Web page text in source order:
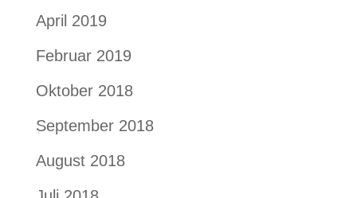
April 2019
Februar 2019
Oktober 2018
September 2018
August 2018